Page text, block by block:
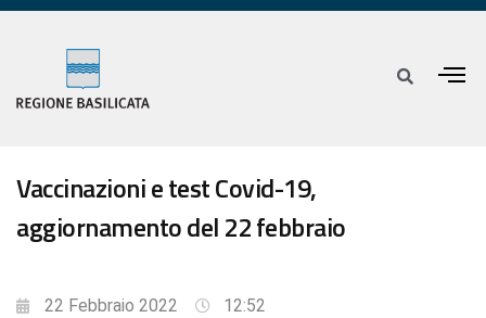
Vaccinazioni e test Covid-19,
aggiornamento del 22 febbraio
22 Febbraio 2022
12:52